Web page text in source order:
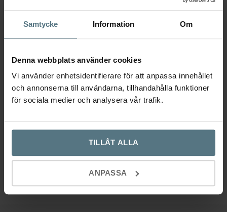
Samtycke Information Om
Denna webbplats använder cookies
Vi använder enhetsidentifierare för att anpassa innehållet
och annonserna till användarna, tillhandahålla funktioner
för sociala medier och analysera vår trafik.
TILLÅT ALLA
ANPASSA
Tapwell Diskho 5040 PVD
mässing
TAPWELL
ursprungliga
var:
krDet
nuvarande
priset
är:
Lägg till i varukorg
Tapwell Diskho 3040 PVD
mässing
TAPWELL
6 995
ursprungliga
var:
är:
Lägg till i varukorg